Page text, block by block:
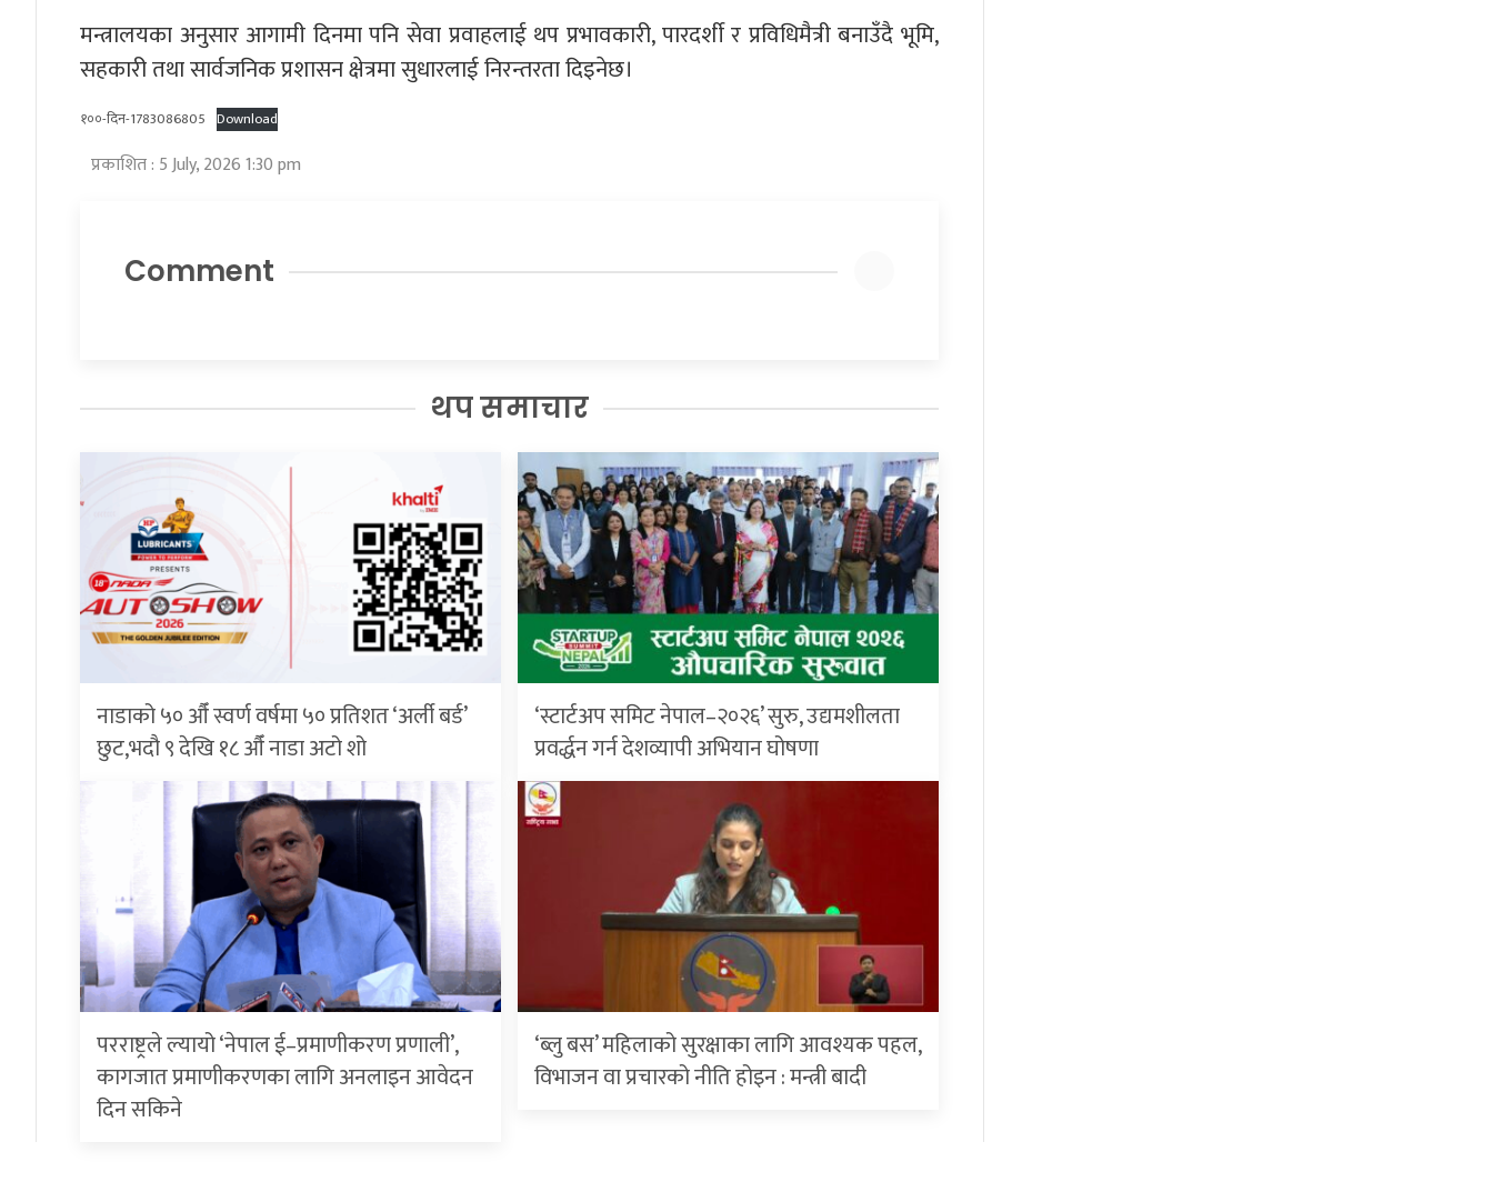
मन्त्रालयका अनुसार आगामी दिनमा पनि सेवा प्रवाहलाई थप प्रभावकारी, पारदर्शी र प्रविधिमैत्री बनाउँदै भूमि,
सहकारी तथा सार्वजनिक प्रशासन क्षेत्रमा सुधारलाई निरन्तरता दिइनेछ।
१००-दिन-1783086805 Download
प्रकाशित : 5 July, 2026 1:30 pm
Comment
थप समाचार
नाडाको ५० औँ स्वर्ण वर्षमा ५० प्रतिशत ‘अर्ली बर्ड’
छुट,भदौ ९ देखि १८ औँ नाडा अटो शो
‘स्टार्टअप समिट नेपाल–२०२६’ सुरु, उद्यमशीलता
प्रवर्द्धन गर्न देशव्यापी अभियान घोषणा
परराष्ट्रले ल्यायो ‘नेपाल ई–प्रमाणीकरण प्रणाली’,
कागजात प्रमाणीकरणका लागि अनलाइन आवेदन
दिन सकिने
‘ब्लु बस’ महिलाको सुरक्षाका लागि आवश्यक पहल,
विभाजन वा प्रचारको नीति होइन : मन्त्री बादी